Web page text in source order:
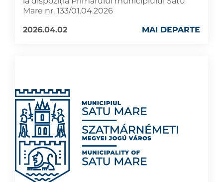
Mare nr. 133/01.04.2026
2026.04.02
MAI DEPARTE